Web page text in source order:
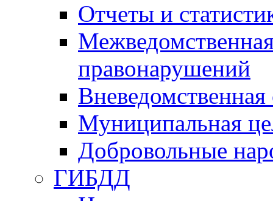
Отчеты и
правонарушений
Вневедомственная
Муниципальная
Добровольные
ГИБДД